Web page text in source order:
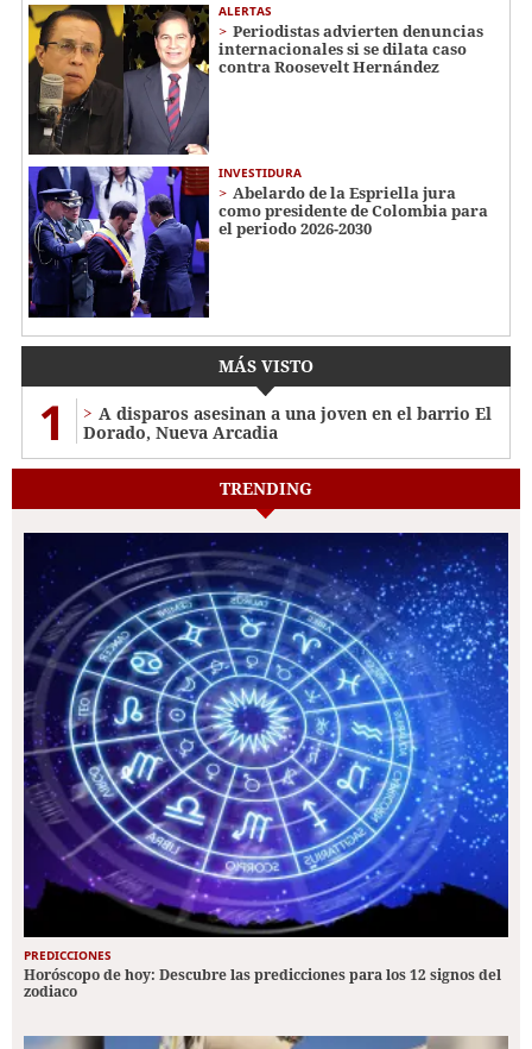
ALERTAS
Periodistas advierten denuncias
internacionales si se dilata caso
contra Roosevelt Hernández
INVESTIDURA
Abelardo de la Espriella jura
como presidente de Colombia para
el periodo 2026-2030
MÁS VISTO
1
A disparos asesinan a una joven en el barrio El
Dorado, Nueva Arcadia
TRENDING
PREDICCIONES
Horóscopo de hoy: Descubre las predicciones para los 12 signos del
zodiaco